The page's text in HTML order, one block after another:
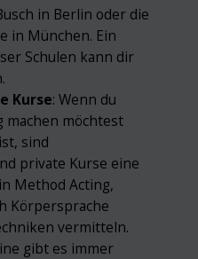
in Berlin oder die
in München. Ein
Schulen kann dir
Kurse: Wenn du
machen möchtest
sind
private Kurse eine
Method Acting,
Körpersprache
vermitteln.
gibt es immer